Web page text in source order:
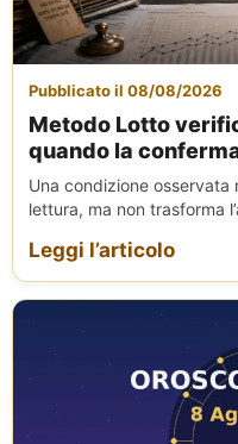
Pubblicato il 08/08/2026
Metodo Lotto
quando la
Una condizione
lettura, ma non trasforma
Leggi l’articolo